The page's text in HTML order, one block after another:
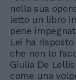
nella sua
letto un libro
pene
Lei ha
che non lo
Giulia De
come una